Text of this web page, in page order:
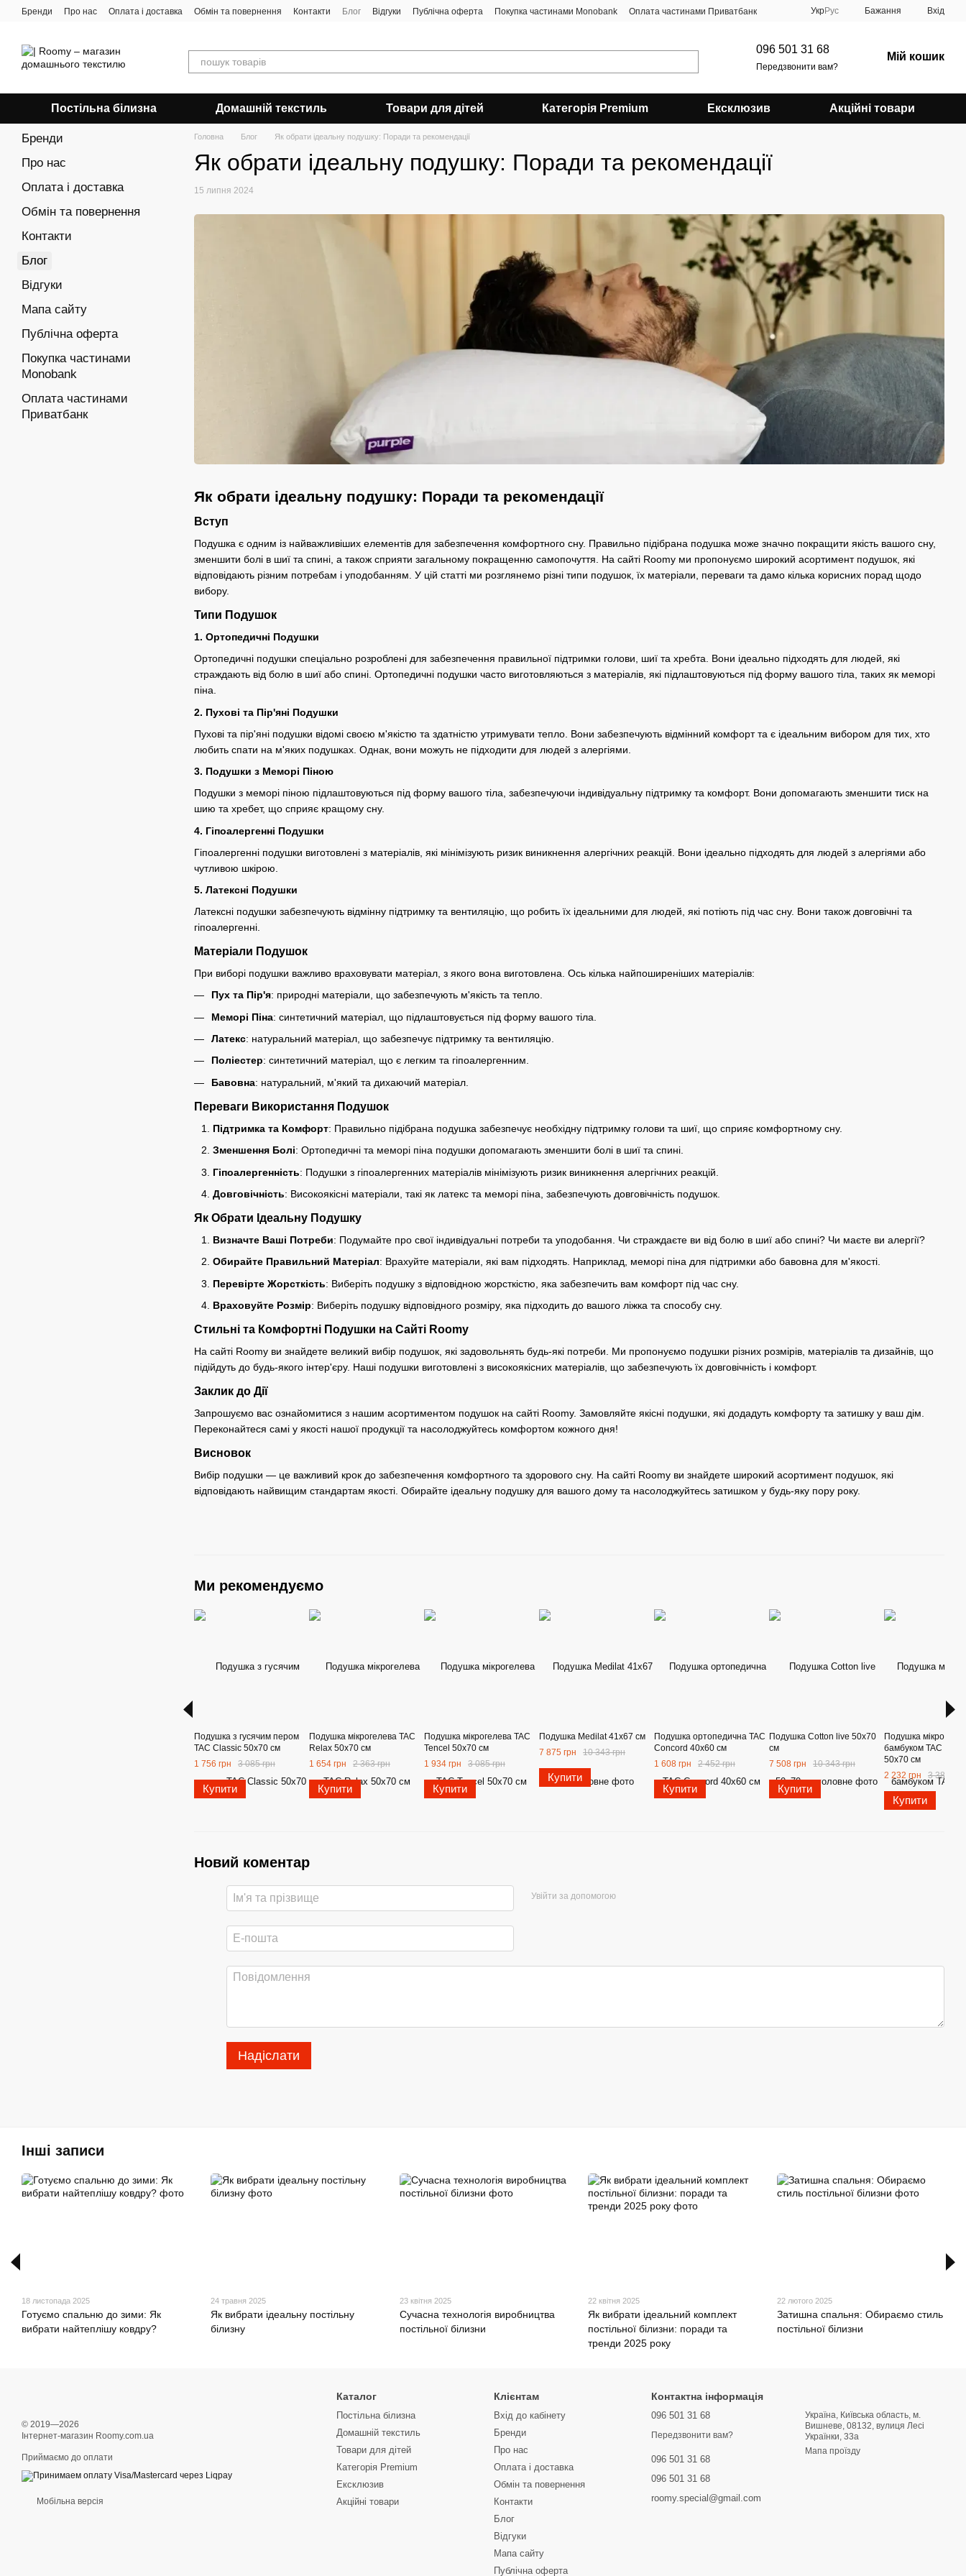
Перейти до основного контенту
Бренди Про нас Оплата і доставка Обмін та повернення Контакти Блог Відгуки Публічна оферта Покупка частинами Monobank Оплата частинами Приватбанк УкрРус Бажання Вхід
096 501 31 68
Передзвонити вам?
Мій кошик
Постільна білизна Домашній текстиль Товари для дітей Категорія Premium Ексклюзив Акційні товари
Головна Блог Як обрати ідеальну подушку: Поради та рекомендації
Як обрати ідеальну подушку: Поради та рекомендації
15 липня 2024
Як обрати ідеальну подушку: Поради та рекомендації
Вступ
Подушка є одним із найважливіших елементів для забезпечення комфортного сну. Правильно підібрана подушка може значно покращити якість вашого сну,
зменшити болі в шиї та спині, а також сприяти загальному покращенню самопочуття. На сайті Roomy ми пропонуємо широкий асортимент подушок, які
відповідають різним потребам і уподобанням. У цій статті ми розглянемо різні типи подушок, їх матеріали, переваги та дамо кілька корисних порад щодо
вибору.
Типи Подушок
1. Ортопедичні Подушки
Ортопедичні подушки спеціально розроблені для забезпечення правильної підтримки голови, шиї та хребта. Вони ідеально підходять для людей, які
страждають від болю в шиї або спині. Ортопедичні подушки часто виготовляються з матеріалів, які підлаштовуються під форму вашого тіла, таких як меморі
піна.
2. Пухові та Пір'яні Подушки
Пухові та пір'яні подушки відомі своєю м'якістю та здатністю утримувати тепло. Вони забезпечують відмінний комфорт та є ідеальним вибором для тих, хто
любить спати на м'яких подушках. Однак, вони можуть не підходити для людей з алергіями.
3. Подушки з Меморі Піною
Подушки з меморі піною підлаштовуються під форму вашого тіла, забезпечуючи індивідуальну підтримку та комфорт. Вони допомагають зменшити тиск на
шию та хребет, що сприяє кращому сну.
4. Гіпоалергенні Подушки
Гіпоалергенні подушки виготовлені з матеріалів, які мінімізують ризик виникнення алергічних реакцій. Вони ідеально підходять для людей з алергіями або
чутливою шкірою.
5. Латексні Подушки
Латексні подушки забезпечують відмінну підтримку та вентиляцію, що робить їх ідеальними для людей, які потіють під час сну. Вони також довговічні та
гіпоалергенні.
Матеріали Подушок
При виборі подушки важливо враховувати матеріал, з якого вона виготовлена. Ось кілька найпоширеніших матеріалів:
Пух та Пір'я: природні матеріали, що забезпечують м'якість та тепло.
Меморі Піна: синтетичний матеріал, що підлаштовується під форму вашого тіла.
Латекс: натуральний матеріал, що забезпечує підтримку та вентиляцію.
Поліестер: синтетичний матеріал, що є легким та гіпоалергенним.
Бавовна: натуральний, м'який та дихаючий матеріал.
Переваги Використання Подушок
Підтримка та Комфорт: Правильно підібрана подушка забезпечує необхідну підтримку голови та шиї, що сприяє комфортному сну.
Зменшення Болі: Ортопедичні та меморі піна подушки допомагають зменшити болі в шиї та спині.
Гіпоалергенність: Подушки з гіпоалергенних матеріалів мінімізують ризик виникнення алергічних реакцій.
Довговічність: Високоякісні матеріали, такі як латекс та меморі піна, забезпечують довговічність подушок.
Як Обрати Ідеальну Подушку
Визначте Ваші Потреби: Подумайте про свої індивідуальні потреби та уподобання. Чи страждаєте ви від болю в шиї або спині? Чи маєте ви алергії?
Обирайте Правильний Матеріал: Врахуйте матеріали, які вам підходять. Наприклад, меморі піна для підтримки або бавовна для м'якості.
Перевірте Жорсткість: Виберіть подушку з відповідною жорсткістю, яка забезпечить вам комфорт під час сну.
Враховуйте Розмір: Виберіть подушку відповідного розміру, яка підходить до вашого ліжка та способу сну.
Стильні та Комфортні Подушки на Сайті Roomy
На сайті Roomy ви знайдете великий вибір подушок, які задовольнять будь-які потреби. Ми пропонуємо подушки різних розмірів, матеріалів та дизайнів, що
підійдуть до будь-якого інтер'єру. Наші подушки виготовлені з високоякісних матеріалів, що забезпечують їх довговічність і комфорт.
Заклик до Дії
Запрошуємо вас ознайомитися з нашим асортиментом подушок на сайті Roomy. Замовляйте якісні подушки, які додадуть комфорту та затишку у ваш дім.
Переконайтеся самі у якості нашої продукції та насолоджуйтесь комфортом кожного дня!
Висновок
Вибір подушки — це важливий крок до забезпечення комфортного та здорового сну. На сайті Roomy ви знайдете широкий асортимент подушок, які
відповідають найвищим стандартам якості. Обирайте ідеальну подушку для вашого дому та насолоджуйтесь затишком у будь-яку пору року.
Ми рекомендуємо
Подушка з гусячим пером
TAC Classic 50х70 см
1 756 грн
3 085 грн
Купити
Подушка мікрогелева TAC
Relax 50х70 см
1 654 грн
2 363 грн
Купити
Подушка мікрогелева TAC
Tencel 50х70 см
1 934 грн
3 085 грн
Купити
Подушка Medilat 41х67 см
7 875 грн
10 343 грн
Купити
Подушка ортопедична TAC
Concord 40х60 см
1 608 грн
2 452 грн
Купити
Подушка Cotton live 50х70
см
7 508 грн
10 343 грн
Купити
Подушка
бамбуком TAC
50х70 см
2 232 грн
3 388 грн
Купити
Новий коментар
Увійти за допомогою
Надіслати
Бренди
Про нас
Оплата і доставка
Обмін та повернення
Контакти
Блог
Відгуки
Мапа сайту
Публічна оферта
Покупка частинами
Monobank
Оплата частинами
Приватбанк
Інші записи
18 листопада 2025
Готуємо спальню до зими: Як
вибрати найтеплішу ковдру?
24 травня 2025
Як вибрати ідеальну постільну
білизну
23 квітня 2025
Сучасна технологія виробництва
постільної білизни
22 квітня 2025
Як вибрати ідеальний комплект
постільної білизни: поради та
тренди 2025 року
22 лютого 2025
Затишна спальня: Обираємо стиль
постільної білизни
© 2019—2026
Інтернет-магазин Roomy.com.ua
Приймаємо до оплати
Мобільна версія
Каталог
Постільна білизна
Домашній текстиль
Товари для дітей
Категорія Premium
Ексклюзив
Акційні товари
Клієнтам
Вхід до кабінету
Бренди
Про нас
Оплата і доставка
Обмін та повернення
Контакти
Блог
Відгуки
Мапа сайту
Публічна оферта
Контактна інформація
096 501 31 68
Передзвонити вам?
096 501 31 68
096 501 31 68
roomy.special@gmail.com
Україна, Київська область, м.
Вишневе, 08132, вулиця Лесі
Українки, 33a
Мапа проїзду